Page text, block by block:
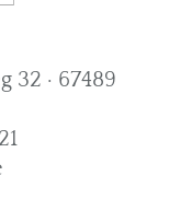
32 · 67489